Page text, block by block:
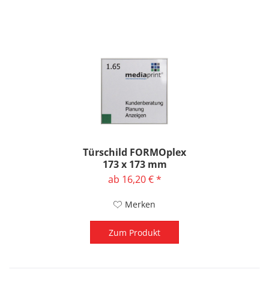
Türschild FORMOplex
173 x 173 mm
ab 16,20 € *
Merken
Zum Produkt